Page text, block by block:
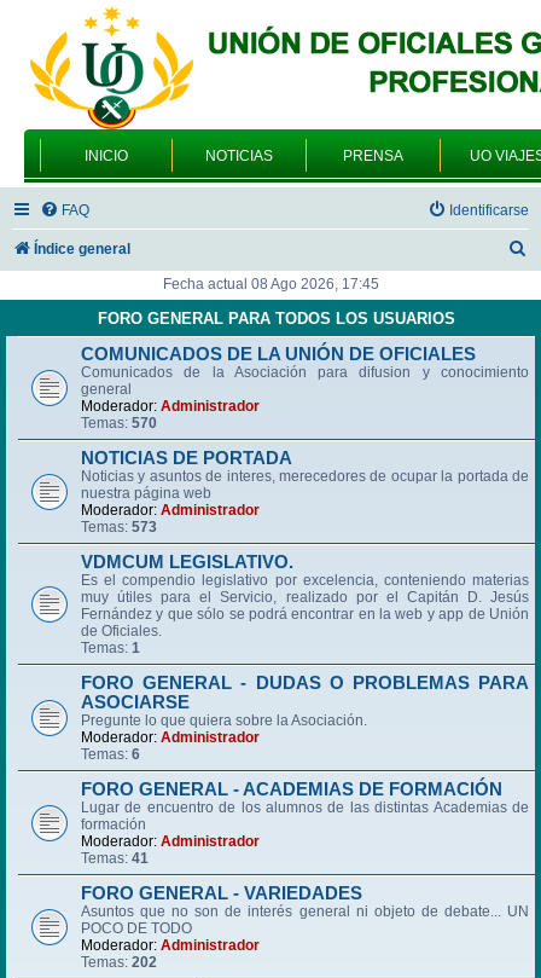
INICIO NOTICIAS PRENSA UO
FAQ Identificarse
Índice general
c
Fecha actual 08 Ago 2026, 17:45
FORO GENERAL PARA TODOS LOS USUARIOS
COMUNICADOS DE LA UNIÓN DE OFICIALES
Comunicados de la Asociación para difusion y conocimiento
general
Moderador: Administrador
Temas: 570
NOTICIAS DE PORTADA
Noticias y asuntos de interes, merecedores de ocupar la portada de
nuestra página web
Moderador: Administrador
Temas: 573
VDMCUM LEGISLATIVO.
Es el compendio legislativo por excelencia, conteniendo materias
muy útiles para el Servicio, realizado por el Capitán D. Jesús
Fernández y que sólo se podrá encontrar en la web y app de Unión
de Oficiales.
Temas: 1
FORO GENERAL - DUDAS O PROBLEMAS PARA
ASOCIARSE
Pregunte lo que quiera sobre la Asociación.
Moderador: Administrador
Temas: 6
FORO GENERAL - ACADEMIAS DE FORMACIÓN
Lugar de encuentro de los alumnos de las distintas Academias de
formación
Moderador: Administrador
Temas: 41
FORO GENERAL - VARIEDADES
Asuntos que no son de interés general ni objeto de debate... UN
POCO DE TODO
Moderador: Administrador
Temas: 202